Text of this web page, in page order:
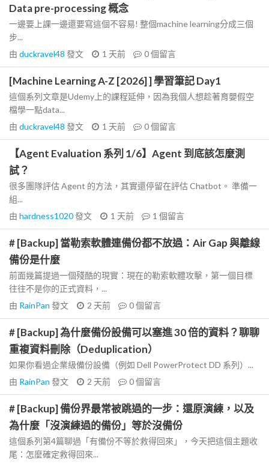
Data pre-processing 概念
一邊要上課一邊還要寫這個不容易! 整個machine learning分成三個
步...
由 duckravel48 發文 1 天前 0個留言
[Machine Learning A-Z [2026] ] 學習筆記 Day1
這個系列文章是Udemy上的課程延伸，因為我個人想趁著育嬰假空
檔學一點data...
由 duckravel48 發文 1 天前 0個留言
【Agent Evaluation 系列 1/6】Agent 到底該怎麼測
試？
很多團隊評估 Agent 的方法，其實還停留在評估 Chatbot。 準備一
組...
由 hardness1020發文 1 天前 1 個留言
# [Backup] 當勒索軟體連備份都不放過：Air Gap 與離線
備份是什麼
前面幾篇提過一個殘酷的現實：現在的勒索軟體攻擊，第一個目標
往往不是你的正式資料，...
由 RainPan 發文 2 天前 0個留言
# [Backup] 為什麼備份設備可以塞進 30 倍的資料？聊聊
重複資料刪除（Deduplication）
如果你看過企業級備份設備（例如 Dell PowerProtect DD 系列）...
由 RainPan 發文 2 天前 0個留言
# [Backup] 備份界最常被跳過的一步：還原演練，以及
為什麼「沒演練過的備份」等於沒備份
這個系列第4篇聊過「有備份不等於救得回來」，今天把這個主題收
尾：怎麼確定救得回來...